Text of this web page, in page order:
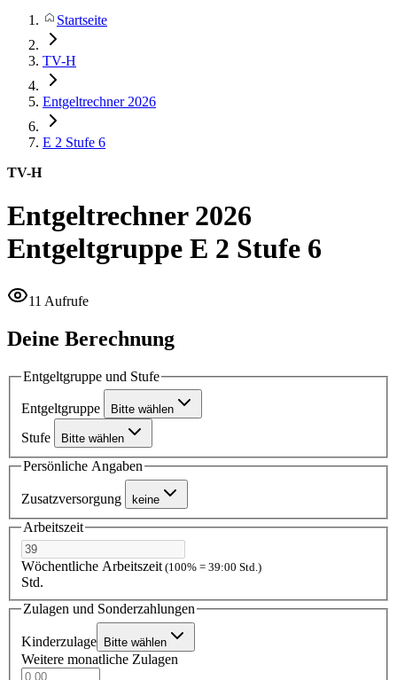
Startseite
TV-H
Entgeltrechner 2026
E 2 Stufe 6
TV-H
Entgeltrechner 2026
Entgeltgruppe E 2 Stufe 6
11 Aufrufe
Deine Berechnung
Entgeltgruppe und Stufe
Entgeltgruppe Bitte wählen
Stufe Bitte wählen
Persönliche Angaben
Zusatzversorgung keine
Arbeitszeit
Wöchentliche Arbeitszeit(100% = 39:00 Std.)
Std.
Zulagen und Sonderzahlungen
Kinderzulage Bitte wählen
Weitere monatliche Zulagen